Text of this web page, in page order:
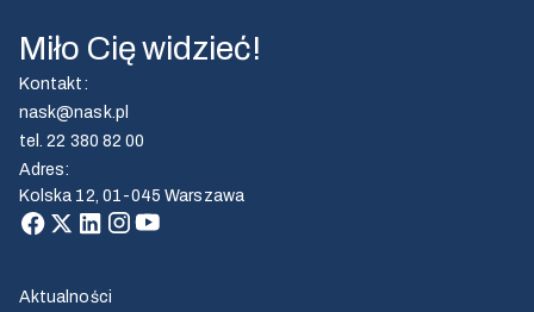
Miło Cię widzieć!
Kontakt :
nask@nask.pl
tel.22 380 82 00
Adres:
Kolska 12, 01-045 Warszawa
Aktualności